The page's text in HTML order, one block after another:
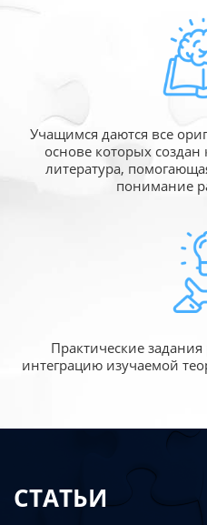
Учащимся даются все
основе которых
литература,
понимание
Практические
интеграцию изучаемой
СТАТЬИ